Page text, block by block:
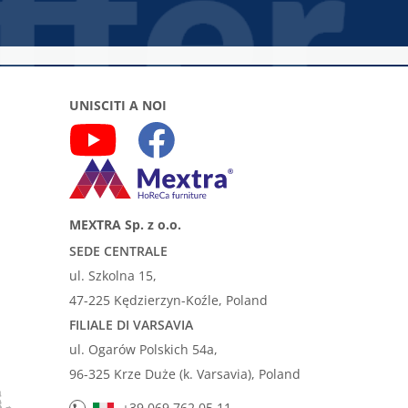
UNISCITI A NOI
MEXTRA Sp. z o.o.
SEDE CENTRALE
ul. Szkolna 15,
47-225 Kędzierzyn-Koźle, Poland
FILIALE DI VARSAVIA
ul. Ogarów Polskich 54a,
96-325 Krze Duże (k. Varsavia), Poland